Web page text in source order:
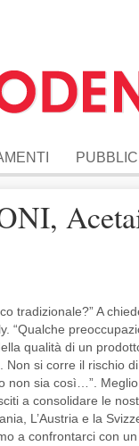
tradizionale?” A
“Qualche
qualità di un
si corre il rischio
non sia così…”.
a consolidare le
L’Austria e la
a confrontarci con